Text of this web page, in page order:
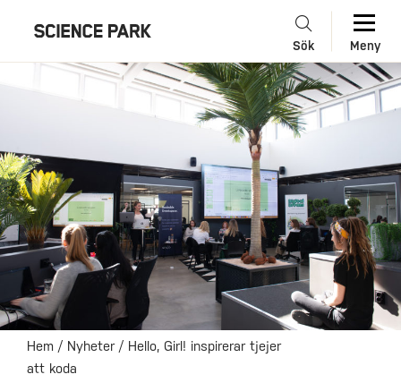
Sök Meny
Hem / Nyheter/ Hello, Girl! inspirerar tjejer
att koda